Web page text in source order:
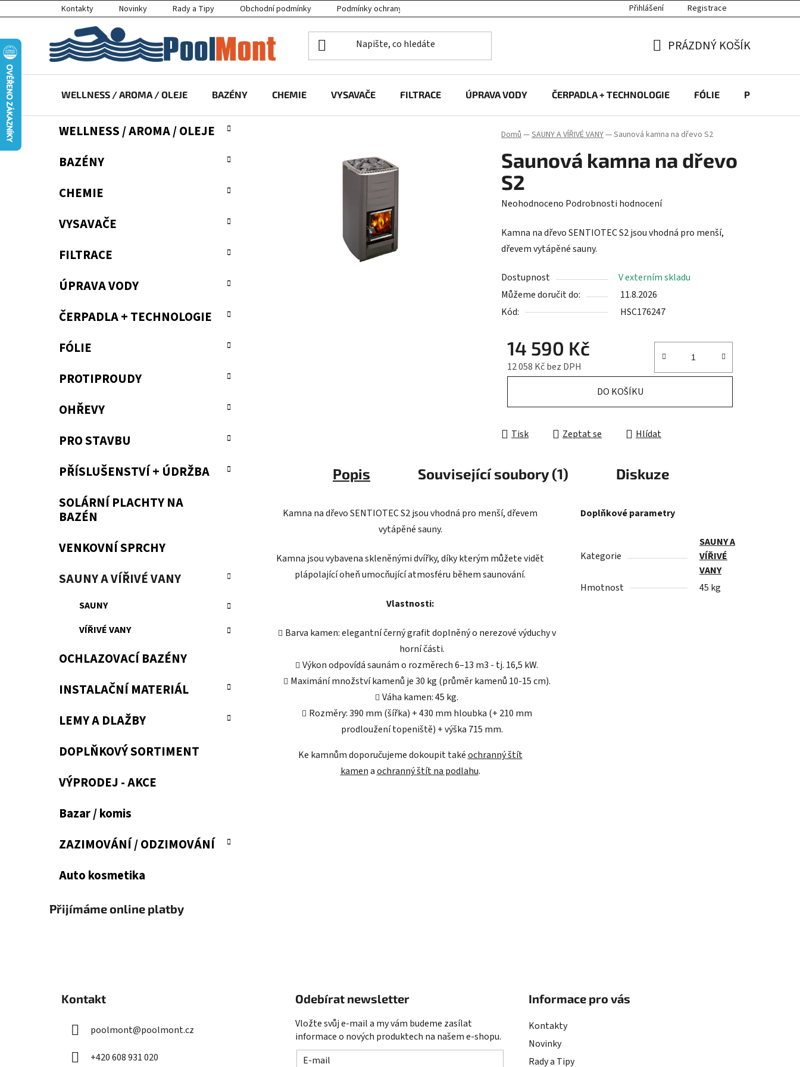
na
Kontakty Novinky Rady a Tipy Obchodní podmínky Podmínky ochrany osobních údajů Přihlášení Registrace
KOŠÍK
PRÁZDNÝ KOŠÍK
WELLNESS / AROMA / OLEJE BAZÉNY CHEMIE VYSAVAČE FILTRACE ÚPRAVA VODY ČERPADLA + TECHNOLOGIE FÓLIE
kategorie
WELLNESS / AROMA / OLEJE
BAZÉNY
CHEMIE
VYSAVAČE
FILTRACE
ÚPRAVA VODY
ČERPADLA + TECHNOLOGIE
FÓLIE
PROTIPROUDY
OHŘEVY
PRO STAVBU
PŘÍSLUŠENSTVÍ + ÚDRŽBA
SOLÁRNÍ PLACHTY NA
BAZÉN
VENKOVNÍ SPRCHY
SAUNY A VÍŘIVÉ VANY
SAUNY
VÍŘIVÉ VANY
OCHLAZOVACÍ BAZÉNY
INSTALAČNÍ MATERIÁL
LEMY A DLAŽBY
DOPLŇKOVÝ SORTIMENT
VÝPRODEJ - AKCE
Bazar / komis
ZAZIMOVÁNÍ / ODZIMOVÁNÍ
Auto kosmetika
Přijímáme online platby
Domů—SAUNY A VÍŘIVÉ VANY—Saunová kamna na dřevo S2
Saunová kamna na dřevo
S2
Průměrné
produktu
je
z
5
hvězdiček.
Neohodnoceno Podrobnosti hodnocení
Kamna na dřevo SENTIOTEC S2 jsou vhodná pro menší,
dřevem vytápěné sauny.
Dostupnost
V externím skladu
Můžeme doručit do:
11.8.2026
Kód:
HSC176247
14 590 Kč
12 058 Kč bez DPH
DO KOŠÍKU
Tisk Zeptat se Hlídat
Popis Související soubory (1) Diskuze
Kamna na dřevo SENTIOTEC S2 jsou vhodná pro menší, dřevem
vytápěné sauny.
Kamna jsou vybavena skleněnými dvířky, díky kterým můžete vidět
plápolající oheň umocňující atmosféru během saunování.
Vlastnosti:
Barva kamen: elegantní černý grafit doplněný o nerezové výduchy v
horní části.
Výkon odpovídá saunám o rozměrech 6–13 m3 - tj. 16,5 kW.
Maximání množství kamenů je 30 kg (průměr kamenů 10-15 cm).
Váha kamen: 45 kg.
Rozměry: 390 mm (šířka) + 430 mm hloubka (+ 210 mm
prodloužení topeniště) + výška 715 mm.
Ke kamnům doporučujeme dokoupit takéochranný štít
kamenaochranný štít na podlahu.
Doplňkové parametry
Kategorie
SAUNY A
VÍŘIVÉ
VANY
Hmotnost
45 kg
Kontakt
poolmont@poolmont.cz
+420 608 931 020
Odebírat newsletter
Vložte svůj e-mail a my vám budeme zasílat
informace o nových produktech na našem e-shopu.
E-mail
Informace pro vás
Kontakty
Novinky
Rady a Tipy